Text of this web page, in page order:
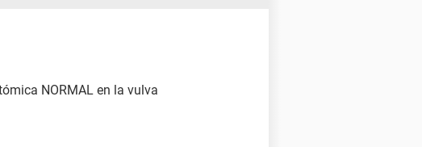
NORMAL en la vulva